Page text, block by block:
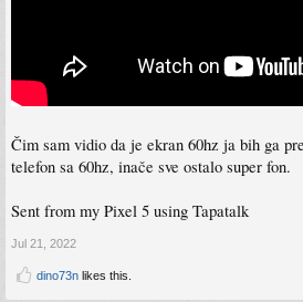
Čim sam vidio da je ekran 60hz ja bih ga
telefon sa 60hz, inače sve ostalo super fon.
Sent from my Pixel 5 using Tapatalk
Jul 21, 2022
dino73n likes this.